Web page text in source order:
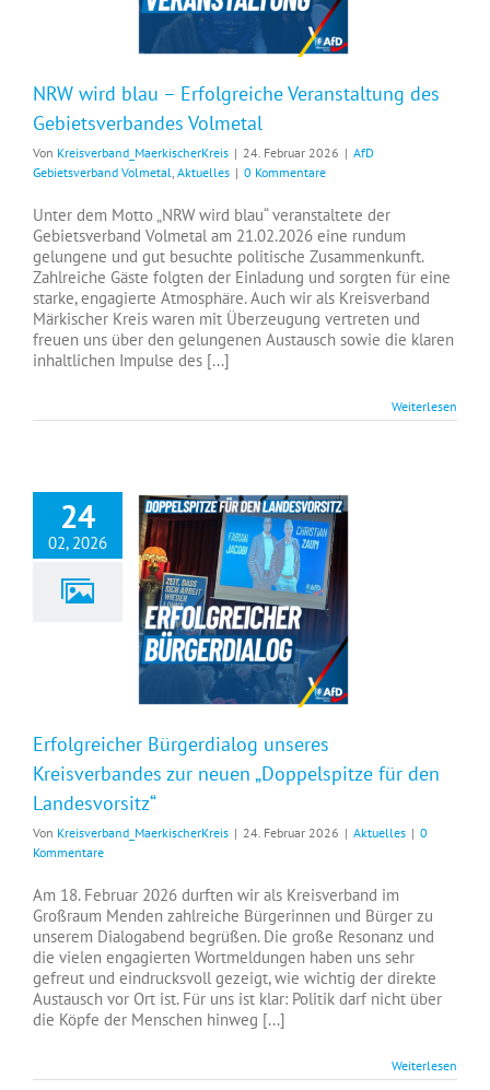
NRW wird blau – Erfolgreiche Veranstaltung des
Gebietsverbandes Volmetal
Von Kreisverband_MaerkischerKreis | 24. Februar 2026 | AfD
Gebietsverband Volmetal, Aktuelles | 0 Kommentare
Unter dem Motto „NRW wird blau“ veranstaltete der
Gebietsverband Volmetal am 21.02.2026 eine rundum
gelungene und gut besuchte politische Zusammenkunft.
Zahlreiche Gäste folgten der Einladung und sorgten für eine
starke, engagierte Atmosphäre. Auch wir als Kreisverband
Märkischer Kreis waren mit Überzeugung vertreten und
freuen uns über den gelungenen Austausch sowie die klaren
inhaltlichen Impulse des [...]
Weiterlesen
24
02, 2026
Erfolgreicher Bürgerdialog unseres
Kreisverbandes zur neuen „Doppelspitze für den
Landesvorsitz“
Von Kreisverband_MaerkischerKreis | 24. Februar 2026 | Aktuelles | 0
Kommentare
Am 18. Februar 2026 durften wir als Kreisverband im
Großraum Menden zahlreiche Bürgerinnen und Bürger zu
unserem Dialogabend begrüßen. Die große Resonanz und
die vielen engagierten Wortmeldungen haben uns sehr
gefreut und eindrucksvoll gezeigt, wie wichtig der direkte
Austausch vor Ort ist. Für uns ist klar: Politik darf nicht über
die Köpfe der Menschen hinweg [...]
Weiterlesen